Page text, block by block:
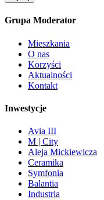
Grupa Moderator
Mieszkania
O nas
Korzyści
Aktualności
Kontakt
Inwestycje
Avia III
M | City
Aleja Mickiewicza
Ceramika
Symfonia
Balantia
Industria